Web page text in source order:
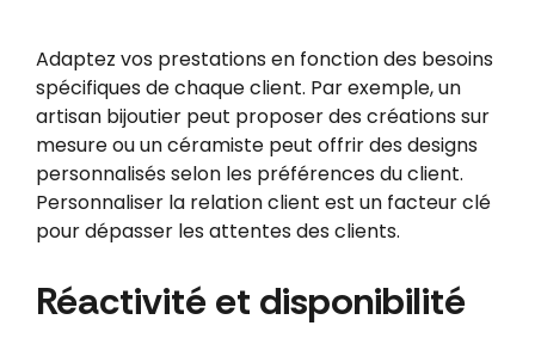
Adaptez vos prestations en fonction des besoins
spécifiques de chaque client. Par exemple, un
artisan bijoutier peut proposer des créations sur
mesure ou un céramiste peut offrir des designs
personnalisés selon les préférences du client.
Personnaliser la relation client est un facteur clé
pour dépasser les attentes des clients.
Réactivité et disponibilité